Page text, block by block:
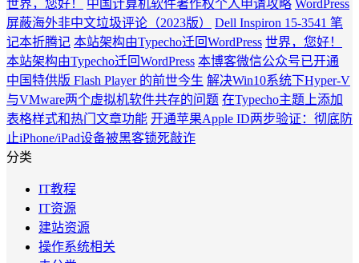
世界，您好！
中国计算机软件著作权个人申请攻略 WordPress
屏蔽海外非中文垃圾评论（2023版）
Dell Inspiron 15-3541 笔
记本折腾记 本站架构由Typecho迁回WordPress 世界，您好！
本站架构由Typecho迁回WordPress 本博客微信公众号已开通
中国特供版 Flash Player 的前世今生 解决Win10系统下Hyper-V
与VMware两个虚拟机软件共存的问题 在Typecho主题上添加
表格样式和热门文章功能 开通苹果Apple ID两步验证：彻底防
止iPhone/iPad设备被黑客锁死敲诈
分类
IT教程
IT资源
建站资源
操作系统相关